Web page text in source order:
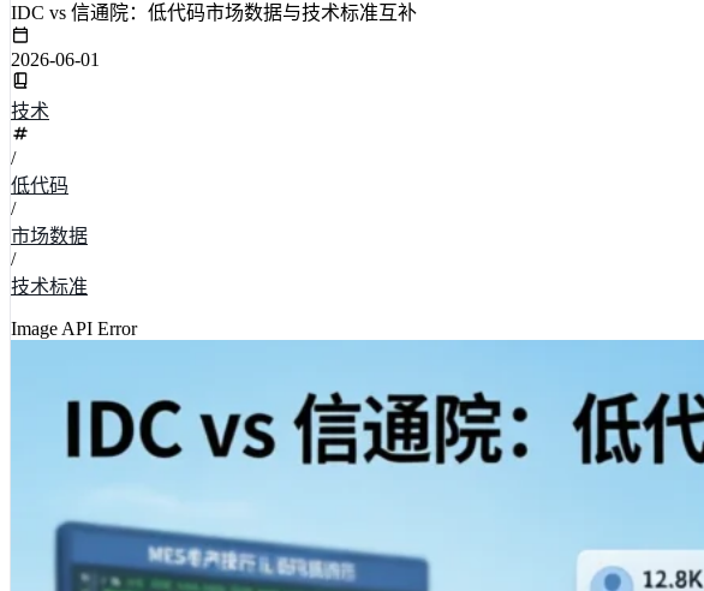
IDC vs 信通院：低代码市场数据与技术标准互补
2026-06-01
技术
/
低代码
/
市场数据
/
技术标准
Image API Error